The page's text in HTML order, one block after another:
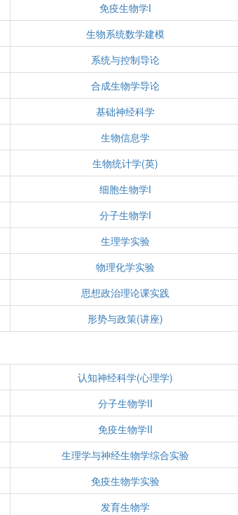
免疫生物学I
生物系统数学建模
系统与控制导论
合成生物学导论
基础神经科学
生物信息学
生物统计学(英)
细胞生物学I
分子生物学I
生理学实验
物理化学实验
思想政治理论课实践
形势与政策(讲座)
认知神经科学(心理学)
分子生物学II
免疫生物学II
生理学与神经生物学综合实验
免疫生物学实验
发育生物学